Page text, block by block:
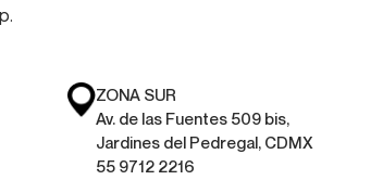
ZONA SUR
Av. de las Fuentes 509 bis,
Jardines del Pedregal, CDMX
55 9712 2216